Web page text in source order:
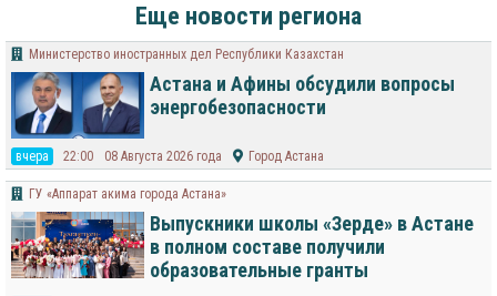
Еще новости региона
Министерство иностранных дел Республики Казахстан
Астана и Афины обсудили вопросы
энергобезопасности
вчера 22:00 08 Августа 2026 года Город Астана
ГУ «Аппарат акима города Астана»
Выпускники школы «Зерде» в Астане
в полном составе получили
образовательные гранты